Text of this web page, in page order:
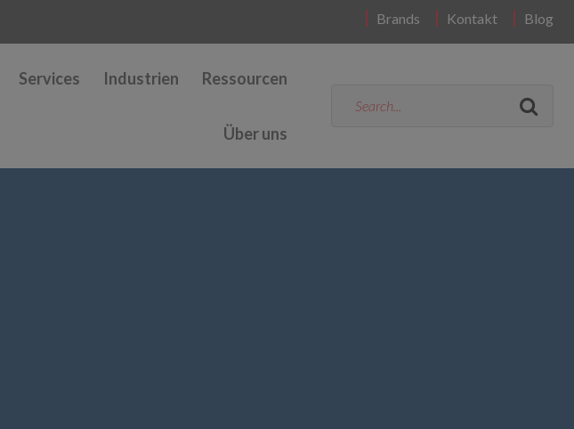
Brands Kontakt Blog
Services Industrien Ressourcen
Über uns